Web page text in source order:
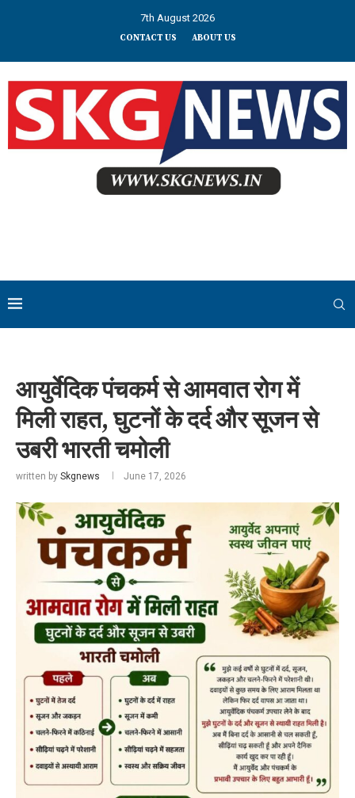
7th August 2026
CONTACT US ABOUT US
आयुर्वेदिक पंचकर्म से आमवात रोग में
मिली राहत, घुटनों के दर्द और सूजन से
उबरी भारती चमोली
written by Skgnews June 17, 2026